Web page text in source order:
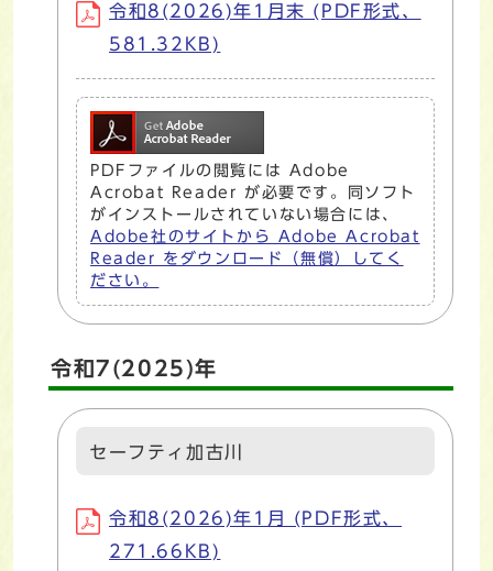
令和8(2026)年1月末 (PDF形式、
581.32KB)
PDFファイルの閲覧には Adobe
Acrobat Reader が必要です。同ソフト
がインストールされていない場合には、
Adobe社のサイトから Adobe Acrobat
Reader をダウンロード（無償）してく
ださい。
令和7(2025)年
セーフティ加古川
令和8(2026)年1月 (PDF形式、
271.66KB)